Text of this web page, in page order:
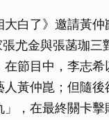
大白了》邀請黃
尤金與張菡珈三
節目中，李志希
人黃仲崑；但隨
」，在最終關卡